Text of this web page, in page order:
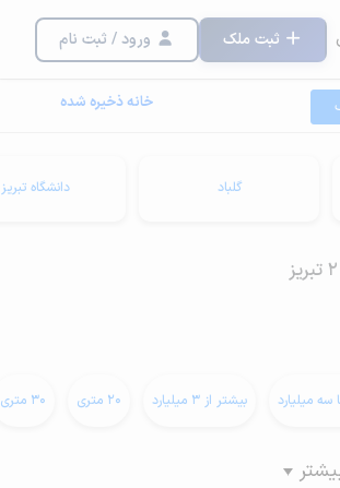
ثبت ملک ورود / ثبت نام
خانه ذخیره شده
گلباد دانشگاه تبریز
سه میلیارد بیشتر از 3 میلیارد 20 متری 30 متری